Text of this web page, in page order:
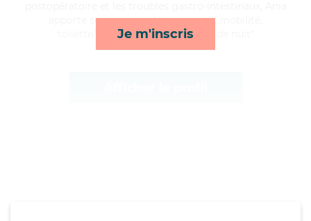
Je m'inscris
apporte ses services de transports, mobilité,
toilette/habillage et surveillance de nuit*